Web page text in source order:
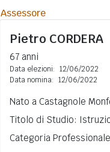
Assessore
Pietro CORDERA
67 anni
Data elezioni: 12/06/2022
Data nomina: 12/06/2022
Nato a Castagnole
Titolo di Studio:
Categoria